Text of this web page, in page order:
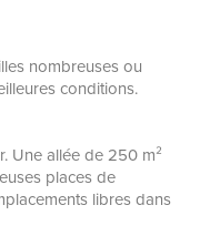
nombreuses ou
conditions.
Une allée de 250 m²
places de
libres dans